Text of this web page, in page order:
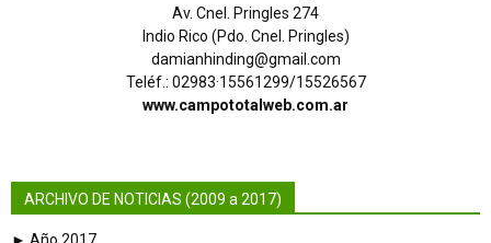
Av. Cnel. Pringles 274
Indio Rico (Pdo. Cnel. Pringles)
damianhinding@gmail.com
Teléf.: 02983·15561299/15526567
www.campototalweb.com.ar
ARCHIVO DE NOTICIAS (2009 a 2017)
► Año 2017